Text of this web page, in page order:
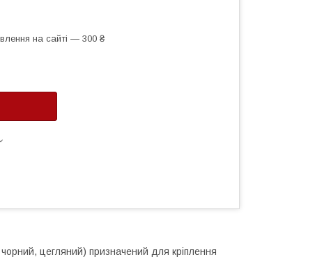
на сайті — 300 ₴
цегляний) призначений для кріплення